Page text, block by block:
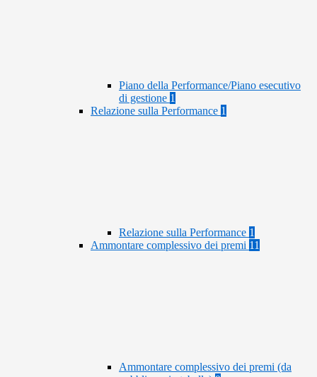
Piano della Performance/Piano esecutivo
di gestione 1
Relazione sulla Performance 1
Relazione sulla Performance 1
Ammontare complessivo dei premi 11
Ammontare complessivo dei premi (da